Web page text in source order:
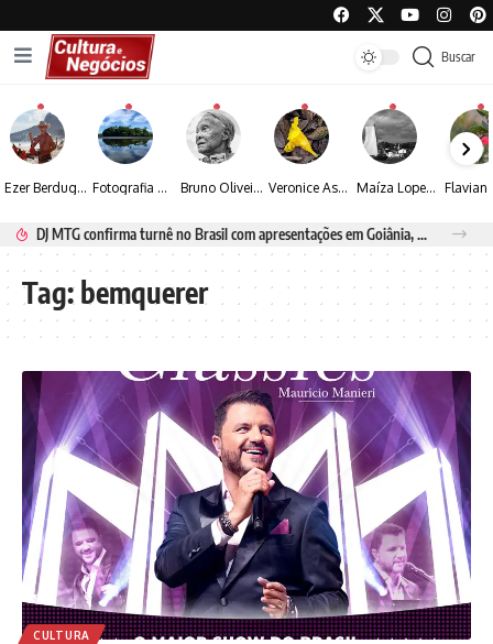
Buscar
Ezer Berdugo transforma experiências multiculturais e memórias em narrativas visuais por meio da fotografia Fotografia de Fátima Carlini transforma paisagens naturais em experiências de contemplação Bruno Oliveira retrata o cotidiano urbano por meio da fotografia em preto e branco Veronice Assini Saes transforma a natureza em fotografias marcadas pela sensibilidade Maíza Lopes transforma cultura popular baiana em narrativas fotográficas
DJ MTG confirma turnê no Brasil com apresentações em Goiânia, Porto Seguro e Rio de Janeiro
Tag:bemquerer
CULTURA